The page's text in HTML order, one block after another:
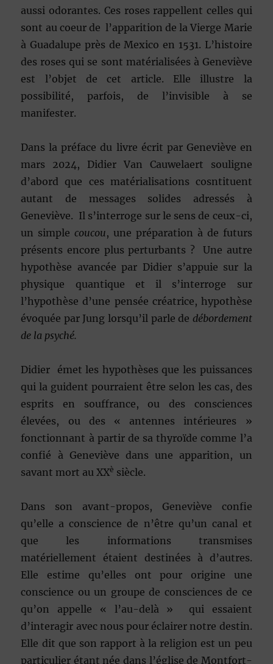
aussi odorantes. Ces roses rappellent celles qui
sont au coeur de l’apparition de la Vierge Marie
à Guadalupe près de Mexico en 1531. L’histoire
des roses qui se sont matérialisées à Geneviève
est l’objet de cet article. Elle illustre la
possibilité, parfois, de l’invisible à se
manifester.
Dans la préface du livre écrit par Geneviève en
mars 2024, Didier Van Cauwelaert souligne
d’abord que ces matérialisations cosntituent
autant de messages solides adressés à
Geneviève. Il s’interroge sur le sens de ceux-ci,
un simplecoucou, une préparation à de futurs
présents encore plus perturbants ? Une autre
hypothèse avancée par Didier s’appuie sur la
physique quantique et il s’interroge sur
l’hypothèse d’une pensée créatrice, hypothèse
évoquée par Jung lorsqu’il parle de débordement
de la psyché.
Didier émet les hypothèses que les puissances
qui la guident pourraient être selon les cas, des
esprits en souffrance, ou des consciences
élevées, ou des « antennes intérieures »
fonctionnant à partir de sa thyroïde comme l’a
confié à Geneviève dans une apparition, un
savant mort au XXè siècle.
Dans son avant-propos, Geneviève confie
qu’elle a conscience de n’être qu’un canal et
que les informations transmises
matériellement étaient destinées à d’autres.
Elle estime qu’elles ont pour origine une
conscience ou un groupe de consciences de ce
qu’on appelle « l’au-delà » qui essaient
d’interagir avec nous pour éclairer notre destin.
Elle dit que son rapport à la religion est un peu
particulier étant née dans l’église de Montfort-